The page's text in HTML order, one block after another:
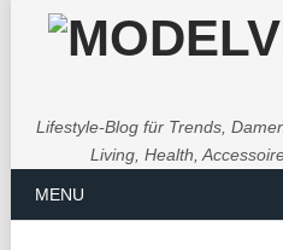
Lifestyle-Blog für Trends,
Living, Health,
MENU